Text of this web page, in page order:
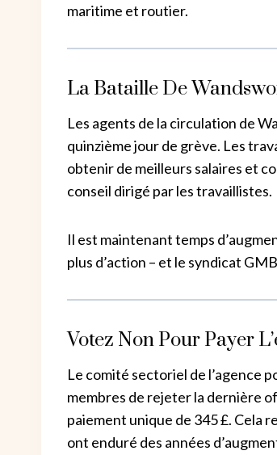
maritime et routier.
La Bataille De
Les agents de la circulation de
quinzième jour de grève. Les
obtenir de meilleurs salaires et
conseil dirigé par les travaillistes.
Il est maintenant temps
plus d’action – et le syndicat
Votez Non Pour Payer
Le comité sectoriel de l’agence
membres de rejeter la dernière
paiement unique de 345 £. Cela
ont enduré des années